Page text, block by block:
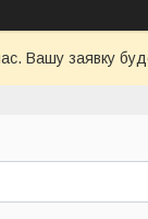
Вашу заявку